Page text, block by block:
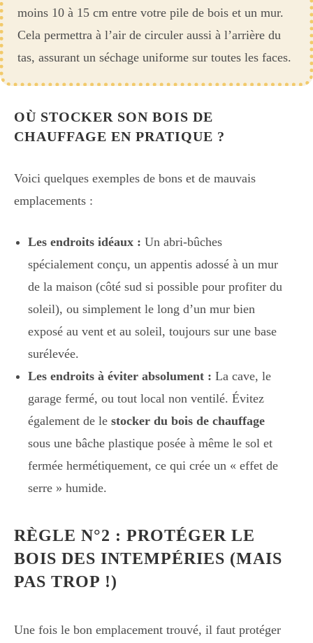
moins 10 à 15 cm entre votre pile de bois et un mur.
Cela permettra à l’air de circuler aussi à l’arrière du
tas, assurant un séchage uniforme sur toutes les faces.
OÙ STOCKER SON BOIS DE
CHAUFFAGE EN PRATIQUE ?
Voici quelques exemples de bons et de mauvais
emplacements :
Les endroits idéaux : Un abri-bûches
spécialement conçu, un appentis adossé à un mur
de la maison (côté sud si possible pour profiter du
soleil), ou simplement le long d’un mur bien
exposé au vent et au soleil, toujours sur une base
surélevée.
Les endroits à éviter absolument : La cave, le
garage fermé, ou tout local non ventilé. Évitez
également de le stocker du bois de chauffage
sous une bâche plastique posée à même le sol et
fermée hermétiquement, ce qui crée un « effet de
serre » humide.
RÈGLE N°2 : PROTÉGER LE
BOIS DES INTEMPÉRIES (MAIS
PAS TROP !)
Une fois le bon emplacement trouvé, il faut protéger